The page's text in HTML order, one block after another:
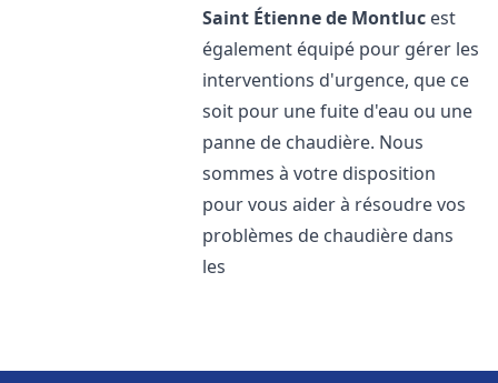
Saint Étienne de Montluc est
également équipé pour gérer les
interventions d'urgence, que ce
soit pour une fuite d'eau ou une
panne de chaudière. Nous
sommes à votre disposition
pour vous aider à résoudre vos
problèmes de chaudière dans
les